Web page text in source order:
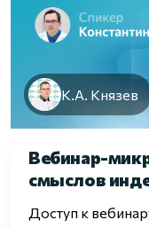
К.А. Князев
Вебинар-
смыслов
Доступ к